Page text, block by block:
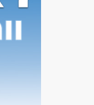
לא נדרש ניסיון